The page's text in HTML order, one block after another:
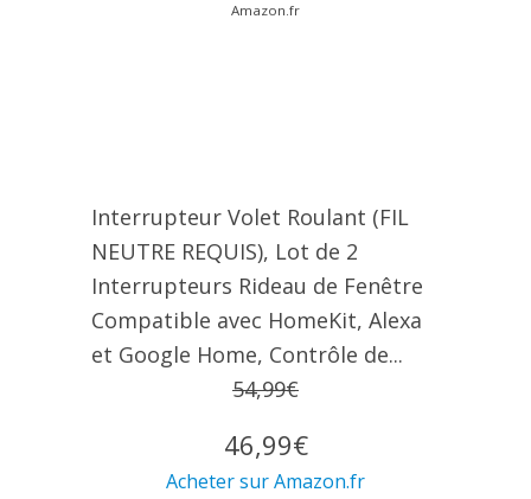
Amazon.fr
Interrupteur Volet Roulant (FIL
NEUTRE REQUIS), Lot de 2
Interrupteurs Rideau de Fenêtre
Compatible avec HomeKit, Alexa
et Google Home, Contrôle de...
54,99€
46,99€
Acheter sur Amazon.fr